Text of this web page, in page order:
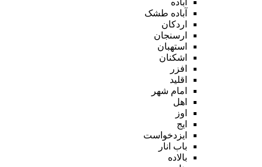
آباده طشک
اردکان
ارسنجان
استهبان
اشکنان
افزر
اقلید
امام شهر
اهل
اوز
ایج
ایزدخواست
باب انار
بالاده